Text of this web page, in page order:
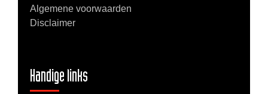
Algemene voorwaarden
Disclaimer
Handige links